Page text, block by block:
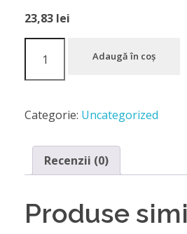
23,83 lei
Adaugă în coș
Categorie: Uncategorized
Recenzii (0)
Produse